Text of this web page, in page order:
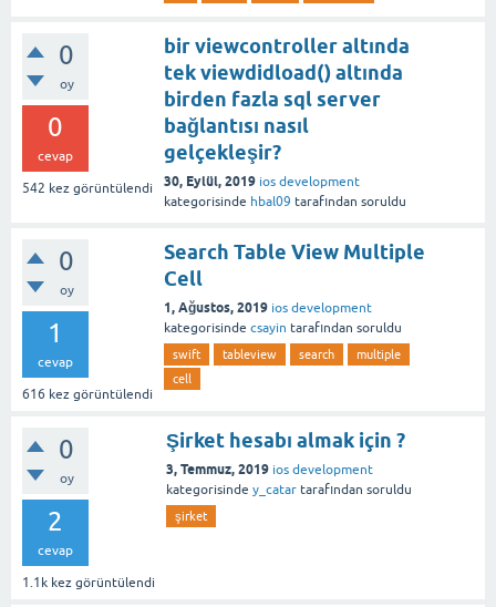
0
oy
0
cevap
542 kez görüntülendi
bir viewcontroller altında
tek viewdidload() altında
birden fazla sql server
bağlantısı nasıl
gelçekleşir?
30, Eylül, 2019 ios development
kategorisinde hbal09 tarafından soruldu
0
oy
1
cevap
616 kez görüntülendi
Search Table View Multiple
Cell
1, Ağustos, 2019 ios development
kategorisinde csayin tarafından soruldu
swift tableview search
multiple
cell
0
oy
2
cevap
1.1k kez görüntülendi
Şirket hesabı almak için ?
3, Temmuz, 2019 ios development
kategorisinde y_catar tarafından soruldu
şirket